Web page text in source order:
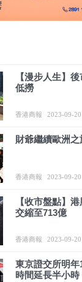
【漫步人生】後市趨
低撈
香港商報 2023-09-20
香港商報 2023-09-20
【收市盤點】
交縮至713億
香港商報 2023-09-20
東京證交所明
時間延長半小時